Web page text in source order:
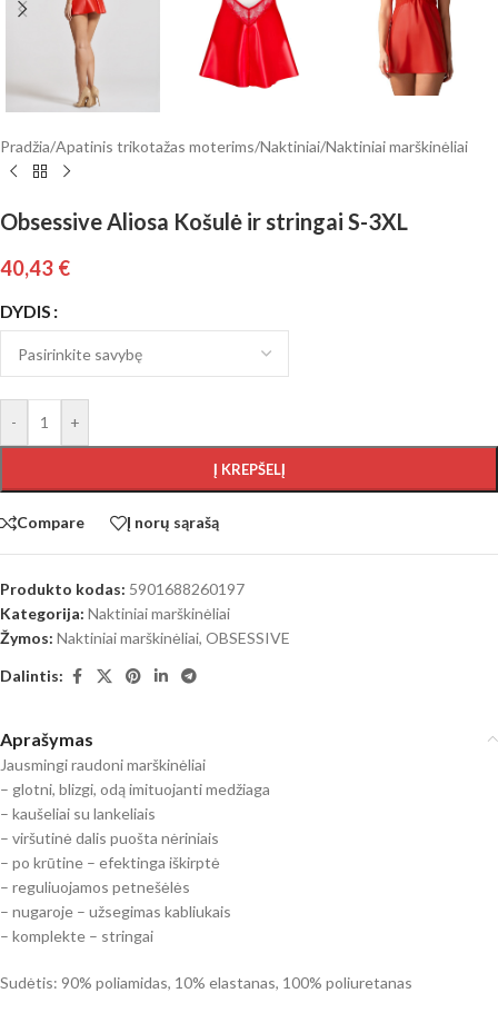
Pradžia/Apatinis trikotažas moterims/Naktiniai/Naktiniai marškinėliai
Obsessive Aliosa Košulė ir stringai S-3XL
40,43 €
DYDIS
- +
Į KREPŠELĮ
Compare Į norų sąrašą
Produkto kodas: 5901688260197
Kategorija: Naktiniai marškinėliai
Žymos: Naktiniai marškinėliai, OBSESSIVE
Dalintis:
Aprašymas
Jausmingi raudoni marškinėliai
– glotni, blizgi, odą imituojanti medžiaga
– kaušeliai su lankeliais
– viršutinė dalis puošta nėriniais
– po krūtine – efektinga iškirptė
– reguliuojamos petnešėlės
– nugaroje – užsegimas kabliukais
– komplekte – stringai
Sudėtis: 90% poliamidas, 10% elastanas, 100% poliuretanas